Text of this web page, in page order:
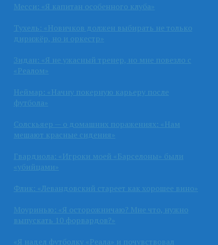
Месси: «Я капитан особенного клуба»
Тухель: «Новичков должен выбирать не только
дирижёр, но и оркестр»
Зидан: «Я не ужасный тренер, но мне повезло с
«Реалом»
Неймар: «Начну покерную карьеру после
футбола»
Солскьяер — о домашних поражениях: «Нам
мешают красные сидения»
Гвардиола: «Игроки моей «Барселоны» были
«убийцами»
Флик: «Левандовский стареет как хорошее вино»
Моуринью: «Я осторожничаю? Мне что, нужно
выпускать 10 форвардов?»
«Я надел футболку «Реала» и почувствовал